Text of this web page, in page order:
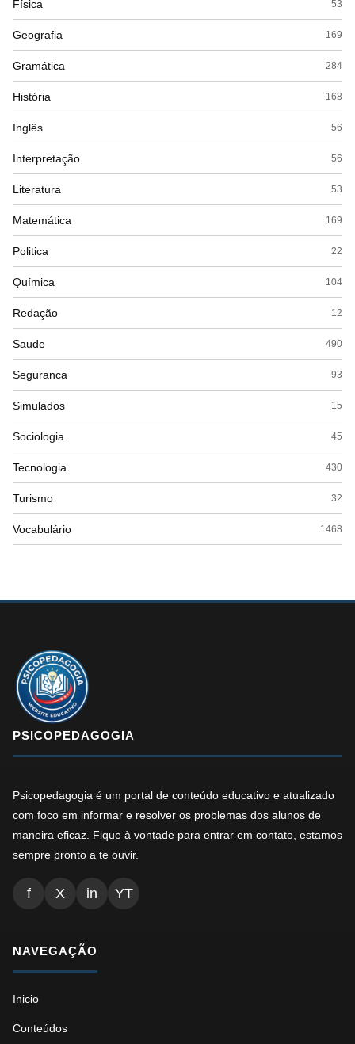
Física 53
Geografia 169
Gramática 284
História 168
Inglês 56
Interpretação 56
Literatura 53
Matemática 169
Politica 22
Química 104
Redação 12
Saude 490
Seguranca 93
Simulados 15
Sociologia 45
Tecnologia 430
Turismo 32
Vocabulário 1468
PSICOPEDAGOGIA
Psicopedagogia é um portal de conteúdo educativo e atualizado
com foco em informar e resolver os problemas dos alunos de
maneira eficaz. Fique à vontade para entrar em contato, estamos
sempre pronto a te ouvir.
f X in YT
NAVEGAÇÃO
Inicio
Conteúdos